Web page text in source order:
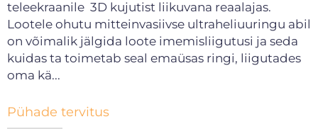
teleekraanile 3D kujutist liikuvana reaalajas.
Lootele ohutu mitteinvasiivse ultraheliuuringu abil
on võimalik jälgida loote imemisliigutusi ja seda
kuidas ta toimetab seal emaüsas ringi, liigutades
oma kä...
Pühade tervitus